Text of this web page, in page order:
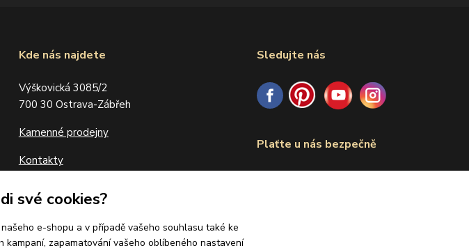
Kde nás najdete
Výškovická 3085/2
700 30 Ostrava-Zábřeh
Kamenné prodejny
Kontakty
Sledujte nás
Plaťte u nás bezpečně
své cookies?
e-shopu a v případě vašeho souhlasu také ke
zapamatování vašeho oblíbeného nastavení